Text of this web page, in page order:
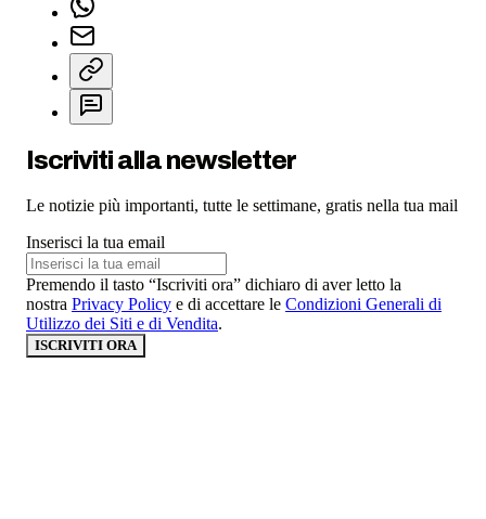
Iscriviti alla newsletter
Le notizie più importanti, tutte le settimane, gratis nella tua mail
Inserisci la tua email
Premendo il tasto “Iscriviti ora” dichiaro di aver letto la
nostra Privacy Policy e di accettare le Condizioni Generali di
Utilizzo dei Siti e di Vendita.
ISCRIVITI ORA